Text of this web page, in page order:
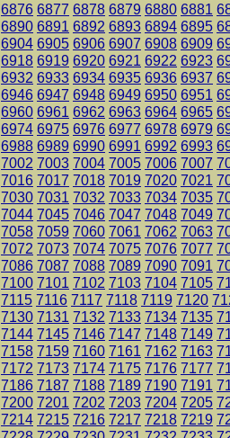
6876 6877 6878 6879 6880 6881
6890 6891 6892 6893 6894 6895
6904 6905 6906 6907 6908 6909
6918 6919 6920 6921 6922 6923
6932 6933 6934 6935 6936 6937
6946 6947 6948 6949 6950 6951
6960 6961 6962 6963 6964 6965
6974 6975 6976 6977 6978 6979
6988 6989 6990 6991 6992 6993
7002 7003 7004 7005 7006 7007
7016 7017 7018 7019 7020 7021
7030 7031 7032 7033 7034 7035
7044 7045 7046 7047 7048 7049
7058 7059 7060 7061 7062 7063
7072 7073 7074 7075 7076 7077
7086 7087 7088 7089 7090 7091
7100 7101 7102 7103 7104 7105
7115 7116 7117 7118 7119 7120
7130 7131 7132 7133 7134 7135
7144 7145 7146 7147 7148 7149
7158 7159 7160 7161 7162 7163
7172 7173 7174 7175 7176 7177
7186 7187 7188 7189 7190 7191
7200 7201 7202 7203 7204 7205
7214 7215 7216 7217 7218 7219